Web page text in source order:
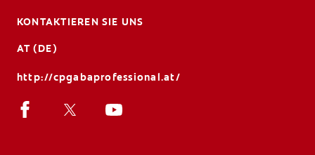
KONTAKTIEREN SIE UNS
AT (DE)
http://cpgabaprofessional.at/